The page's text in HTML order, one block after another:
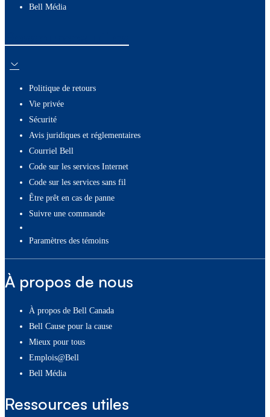
Bell Média
Politique de retours
Vie privée
Sécurité
Avis juridiques et réglementaires
Courriel Bell
Code sur les services Internet
Code sur les services sans fil
Être prêt en cas de panne
Suivre une commande
paramètres des témoins
À propos de nous
À propos de Bell Canada
Bell Cause pour la cause
Mieux pour tous
Emplois@Bell
Bell Média
Ressources utiles